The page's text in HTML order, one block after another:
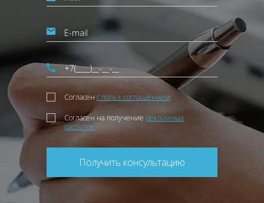
Согласен с польз. соглашением
Согласен на получение рекламных
рассылок
Получить консультацию